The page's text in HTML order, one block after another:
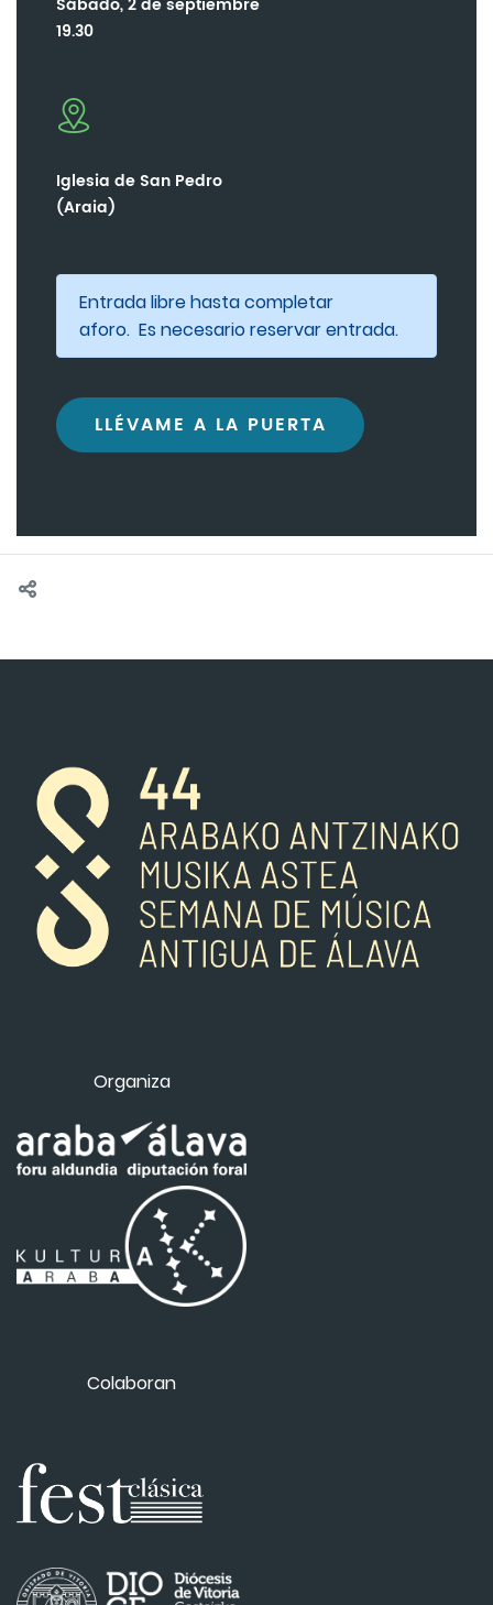
Sábado, 2 de septiembre
19.30
Iglesia de San Pedro
(Araia)
Entrada libre hasta completar
aforo. Es necesario reservar entrada.
LLÉVAME A LA PUERTA
Organiza
Colaboran